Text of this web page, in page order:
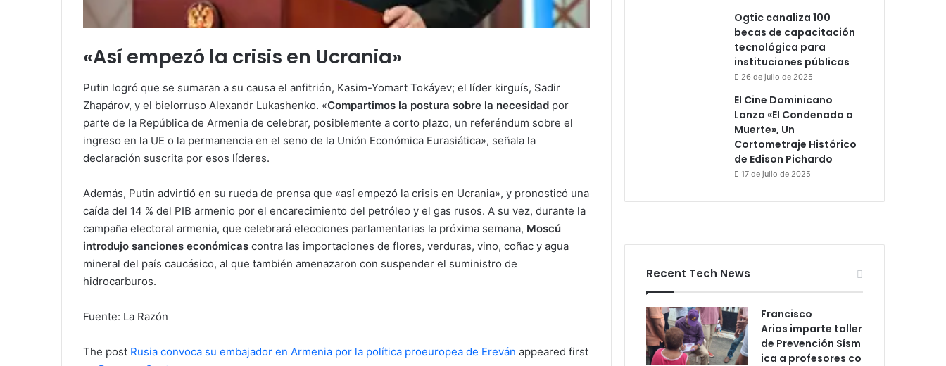
«Así empezó la crisis en Ucrania»
Putin logró que se sumaran a su causa el anfitrión, Kasim-Yomart Tokáyev; el líder kirguís, Sadir
Zhapárov, y el bielorruso Alexandr Lukashenko. «Compartimos la postura sobre la necesidad por
parte de la República de Armenia de celebrar, posiblemente a corto plazo, un referéndum sobre el
ingreso en la UE o la permanencia en el seno de la Unión Económica Eurasiática», señala la
declaración suscrita por esos líderes.
Además, Putin advirtió en su rueda de prensa que «así empezó la crisis en Ucrania», y pronosticó una
caída del 14 % del PIB armenio por el encarecimiento del petróleo y el gas rusos. A su vez, durante la
campaña electoral armenia, que celebrará elecciones parlamentarias la próxima semana, Moscú
introdujo sanciones económicas contra las importaciones de flores, verduras, vino, coñac y agua
mineral del país caucásico, al que también amenazaron con suspender el suministro de
hidrocarburos.
Fuente: La Razón
The post Rusia convoca su embajador en Armenia por la política proeuropea de Ereván appeared first
Ogtic canaliza 100
becas de capacitación
tecnológica para
instituciones públicas
26 de julio de 2025
El Cine Dominicano
Lanza «El Condenado a
Muerte», Un
Cortometraje Histórico
de Edison Pichardo
17 de julio de 2025
Recent Tech News
Francisco
Arias imparte taller
de Prevención Sísm
ica a profesores co